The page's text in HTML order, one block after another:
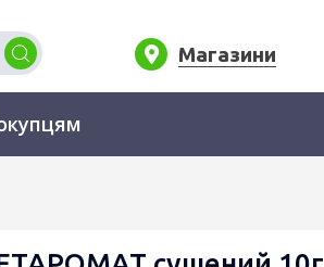
Магазини